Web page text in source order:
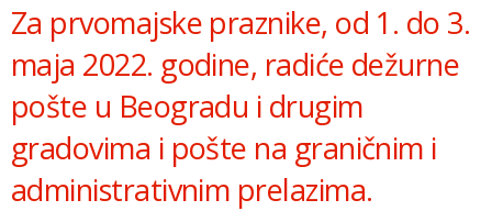
Za prvomajske praznike, od 1. do 3.
maja 2022. godine, radiće dežurne
pošte u Beogradu i drugim
gradovima i pošte na graničnim i
administrativnim prelazima.